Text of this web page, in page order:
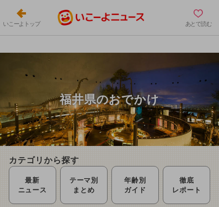
いこーよトップ あとで読む
福井県のおでかけ
カテゴリから探す
最新
ニュース
テーマ別
まとめ
年齢別
ガイド
徹底
レポート